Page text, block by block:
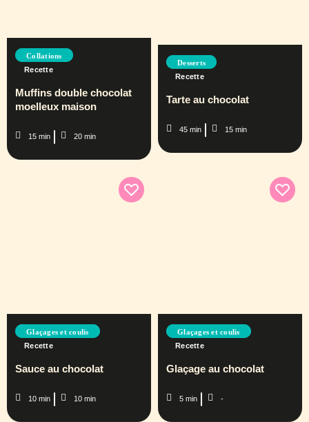
Collations
Recette
Muffins double chocolat
moelleux maison
15 min 20 min
Desserts
Recette
Tarte au chocolat
45 min 15 min
Glaçages et coulis
Recette
Sauce au chocolat
10 min 10 min
Glaçages et coulis
Recette
Glaçage au chocolat
5 min -